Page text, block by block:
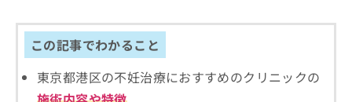
この記事でわかること
東京都港区の不妊治療におすすめのクリニックの
ーム
とな
りま
す。
クリ
こ
ら
せ
こ
わ